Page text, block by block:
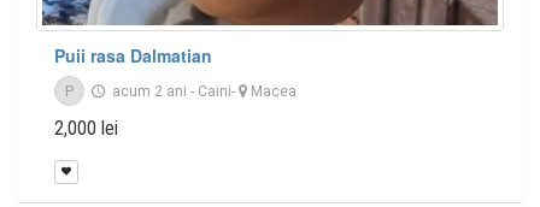
Puii rasa Dalmatian
P acum 2 ani - Caini- Macea
2,000 lei